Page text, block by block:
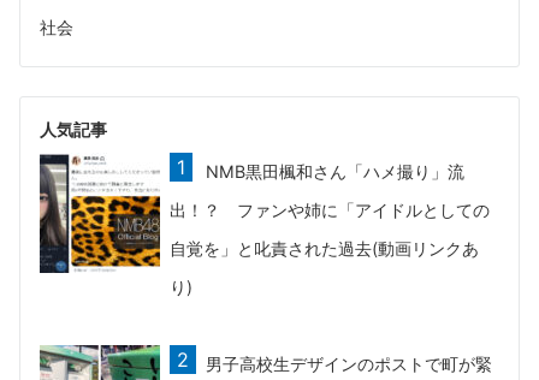
社会
人気記事
NMB黒田楓和さん「ハメ撮り」流
出！？ ファンや姉に「アイドルとしての
自覚を」と叱責された過去(動画リンクあ
り)
男子高校生デザインのポストで町が緊